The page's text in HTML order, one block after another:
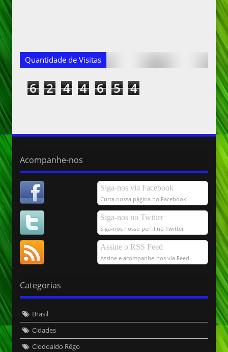
Quantidade de Visitas
6 2 4 4 6 5 4
Acompanhe-nos
Siga-nos via Facebook
Curta nossa página no Facebook
Siga-nos no Twitter
Siga-nos nosso perfil no Twitter
Assine o RSS Feed
Assine e acompanhe-nos via Feed
Categorias
Brasil
Cidades
Clodoaldo Rêgo